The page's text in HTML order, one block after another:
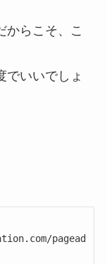
からこそ、こ
でいいでしょ
pagead